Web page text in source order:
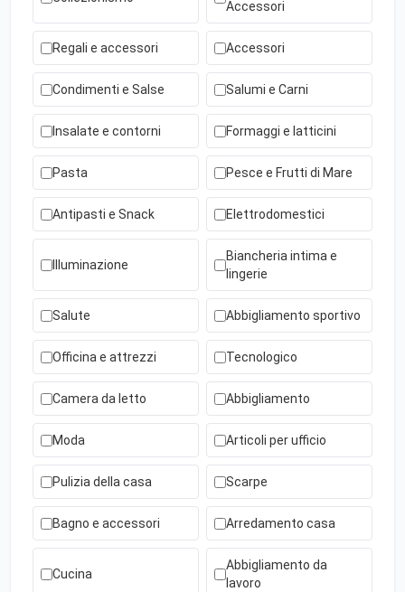
Accessori
Regali e accessori Accessori
Condimenti e Salse Salumi e Carni
Insalate e contorni Formaggi e latticini
Pasta Pesce e Frutti di Mare
Antipasti e Snack Elettrodomestici
Illuminazione
Biancheria intima e
lingerie
Salute Abbigliamento sportivo
Officina e attrezzi Tecnologico
Camera da letto Abbigliamento
Moda Articoli per ufficio
Pulizia della casa Scarpe
Bagno e accessori Arredamento casa
Cucina
Abbigliamento da
lavoro